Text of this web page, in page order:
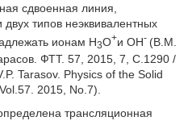
сдвоенная линия,
типов неэквивалентных
ионам Н3О+и ОН- (В.М.
ФТТ. 57, 2015, 7, С.1290 /
Tarasov. Physics of the Solid
2015, No.7).
трансляционная